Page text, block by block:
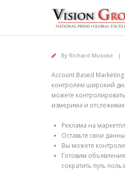
By Richard Musoke
Account Based
контролем широкий
можете
измерима и
Реклама на
Оставьте свои
Вы можете
Готовим
сократить путь